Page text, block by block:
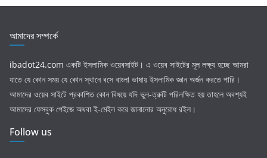
আমাদের সম্পর্কে
ibadot24.com একটি ইসলামিক ওয়েবসাইট। এ ওয়েব সাইটের মূল লক্ষ্য হচ্ছে আমরা
যাতে যে কোন সময় যে কোন স্থানে বসে বাংলা ভাষায় ইসলামিক জ্ঞান অর্জন করতে পারি।
আমাদের ওয়েব সাইটে প্রকাশিত কোন বিষয়ে যদি ভুল-ত্রুটি পরিলক্ষিত হয় তাহলে অবশ্যই
আমাদের ফেসবুক পেইজে অথবা ই-মেইল করে জানানোর অনুরোধ রইল।
Follow us